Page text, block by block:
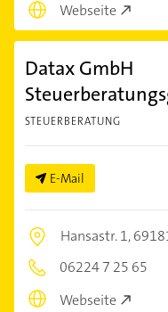
Webseite
Datax GmbH
STEUERBERATUNG
E-Mail
Hansastr. 1,
06224 7 25 65
Webseite